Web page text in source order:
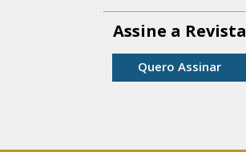
Assine a Revista
Quero Assinar